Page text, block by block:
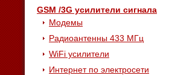
GSM /3G усилители сигнала
Модемы
Радиоантенны 433 МГц
WiFi усилители
Интернет по электросети